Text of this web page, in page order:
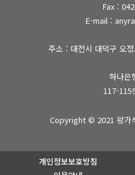
Fax :
E-mail :
주소 : 대전시 대덕구 오
하나은
117-
Copyright © 2021 왕가
개인정보보호방침